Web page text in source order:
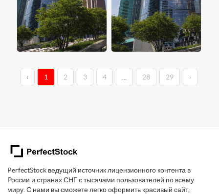
‹ 1 2 3 4 28 29 ›
PerfectStock ведущий источник лицензионного контента в
России и странах СНГ с тысячами пользователей по всему
миру. С нами вы сможете легко оформить красивый сайт,